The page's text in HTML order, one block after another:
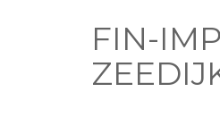
FIN-IMP